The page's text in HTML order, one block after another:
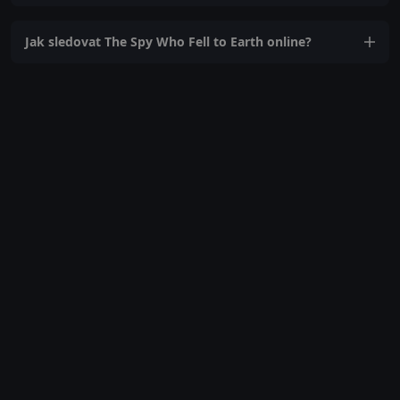
Jak sledovat The Spy Who Fell to Earth online?